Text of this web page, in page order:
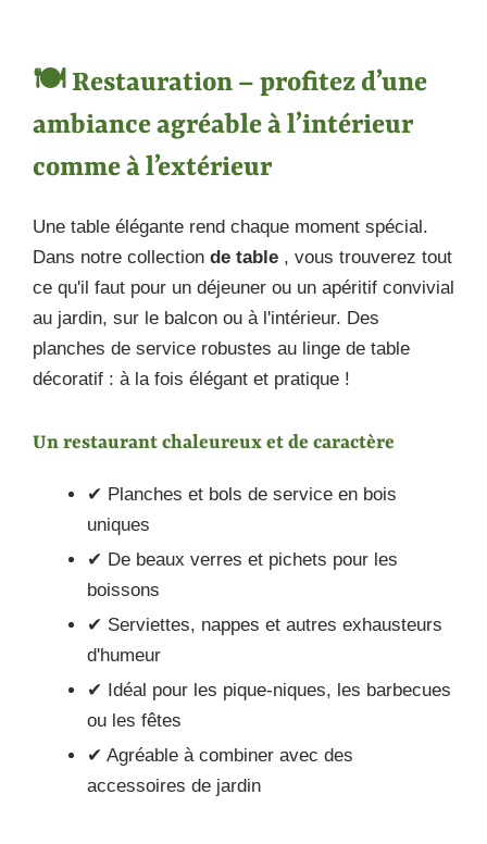
🍽️ Restauration – profitez d’une
ambiance agréable à l’intérieur
comme à l’extérieur
Une table élégante rend chaque moment spécial.
Dans notre collection de table , vous trouverez tout
ce qu'il faut pour un déjeuner ou un apéritif convivial
au jardin, sur le balcon ou à l'intérieur. Des
planches de service robustes au linge de table
décoratif : à la fois élégant et pratique !
Un restaurant chaleureux et de caractère
✔ Planches et bols de service en bois
uniques
✔ De beaux verres et pichets pour les
boissons
✔ Serviettes, nappes et autres exhausteurs
d'humeur
✔ Idéal pour les pique-niques, les barbecues
ou les fêtes
✔ Agréable à combiner avec des
accessoires de jardin